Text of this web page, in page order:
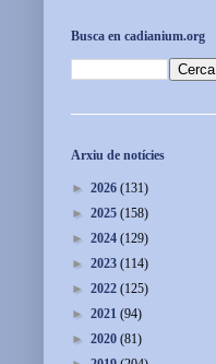
Busca en cadianium.org
Arxiu de notícies
► 2026 (131)
► 2025 (158)
► 2024 (129)
► 2023 (114)
► 2022 (125)
► 2021 (94)
► 2020 (81)